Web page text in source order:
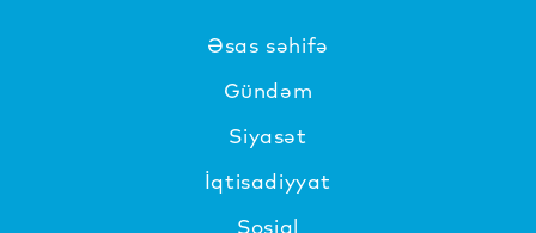
Əsas səhifə
Gündəm
Siyasət
İqtisadiyyat
Sosial